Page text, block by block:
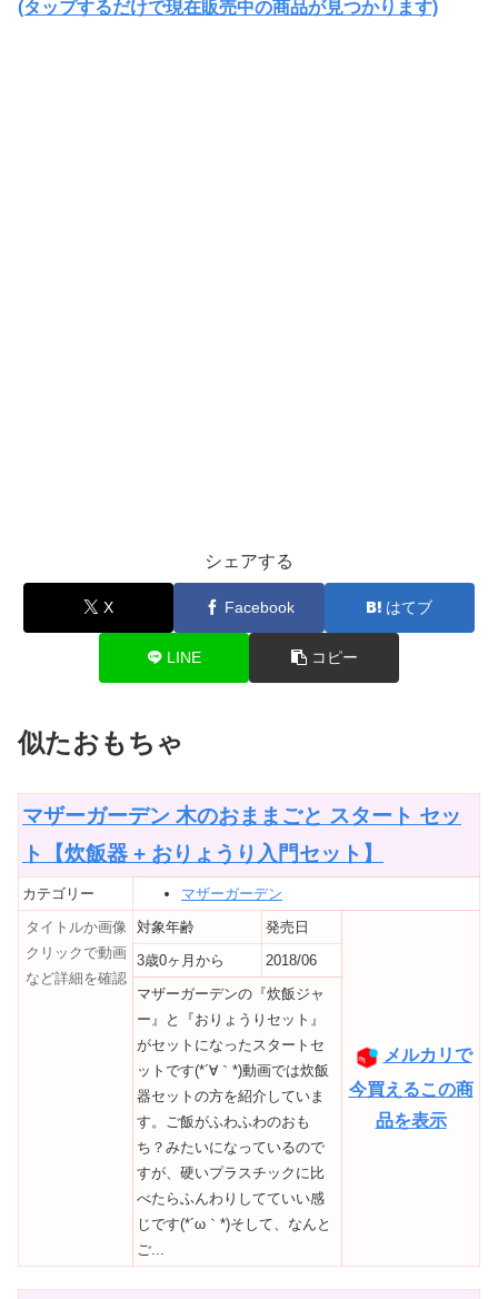
(タップするだけで現在販売中の商品が見つかります)
シェアする
X Facebook はてブ
LINE コピー
似たおもちゃ
マザーガーデン 木のおままごと スタート セッ
ト【炊飯器 + おりょうり入門セット】
カテゴリー
マザーガーデン
タイトルか画像
クリックで動画
など詳細を確認
対象年齢 発売日
メルカリで
今買えるこの商
品を表示
3歳0ヶ月から
2018/06
マザーガーデンの『炊飯ジャ
ー』と『おりょうりセット』
がセットになったスタートセ
ットです(*´∀｀*)動画では炊飯
器セットの方を紹介していま
す。ご飯がふわふわのおも
ち？みたいになっているので
すが、硬いプラスチックに比
べたらふんわりしてていい感
じです(*´ω｀*)そして、なんと
ご...